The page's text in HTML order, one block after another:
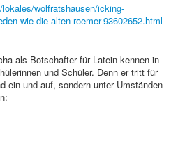
wolfratshausen/icking-
wie-die-alten-roemer-93602652.html
als Botschafter für Latein kennen in
und Schüler. Denn er tritt für
ein und auf, sondern unter Umständen